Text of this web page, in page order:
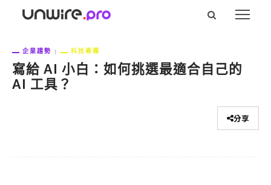
企業趨勢 科技專欄
寫給 AI 小白：如何挑選最適合自己的
AI 工具？
分享